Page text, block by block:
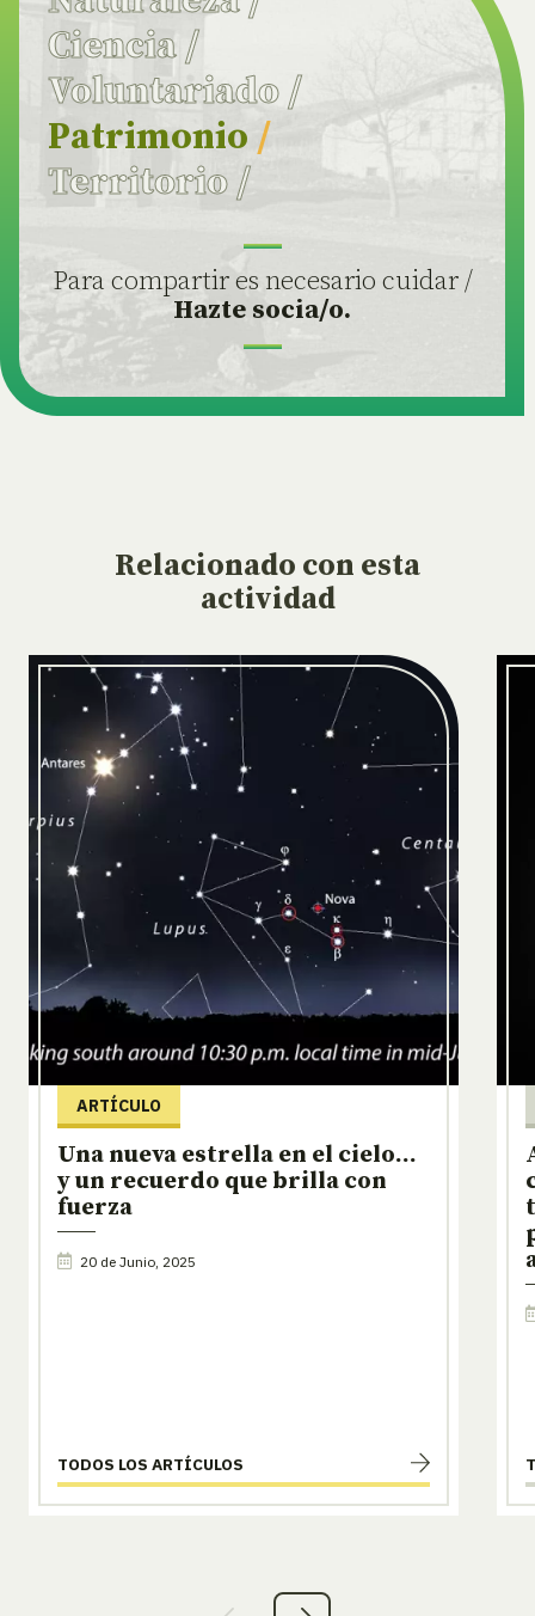
Ciencia /
Voluntariado /
Patrimonio /
Territorio /
Para compartir es necesario cuidar /
Hazte socia/o.
Relacionado con esta
actividad
ARTÍCULO
Una nueva estrella en el cielo…
y un recuerdo que brilla con
fuerza
20 de Junio, 2025
TODOS LOS ARTÍCULOS